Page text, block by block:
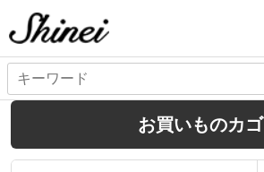
お買いものカゴ